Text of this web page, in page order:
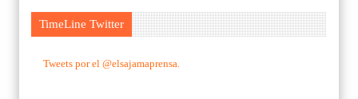
TimeLine Twitter
Tweets por el @elsajamaprensa.